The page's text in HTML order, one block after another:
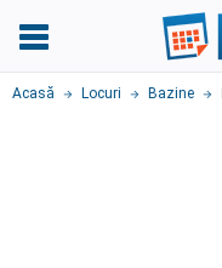
Acasă Locuri Bazine